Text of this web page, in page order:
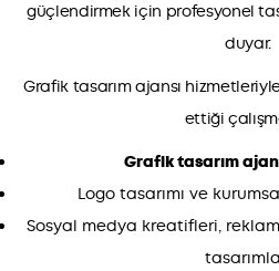
güçlendirmek için profesyonel
duyar.
Grafik tasarım ajansı
ettiği
Grafik tasarım
Logo tasarımı ve
Sosyal medya kreatifleri,